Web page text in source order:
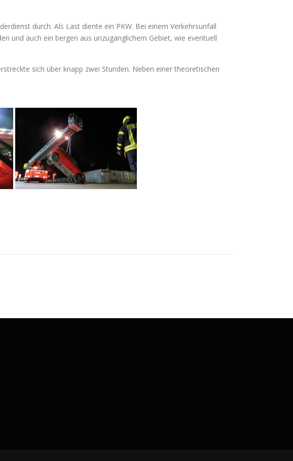
durch. Als Last diente ein PKW. Bei einem Verkehrsunfall
und auch ein bergen aus unzugänglichem Gebiet, wie eventuell
sich über knapp zwei Stunden. Neben einer theoretischen